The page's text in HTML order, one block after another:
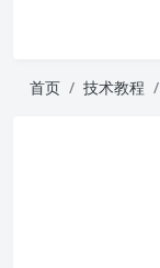
首页 技术教程